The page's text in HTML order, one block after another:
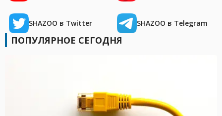
SHAZOO в Twitter SHAZOO в Telegram
ПОПУЛЯРНОЕ СЕГОДНЯ